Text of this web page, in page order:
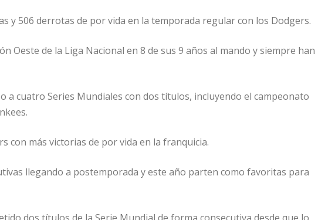
y 506 derrotas de por vida en la temporada regular con los Dodgers.
Oeste de la Liga Nacional en 8 de sus 9 años al mando y siempre han
a cuatro Series Mundiales con dos títulos, incluyendo el campeonato
con más victorias de por vida en la franquicia.
llegando a postemporada y este año parten como favoritas para